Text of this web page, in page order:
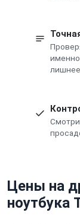
лишнее.
Цены на
ноутбука